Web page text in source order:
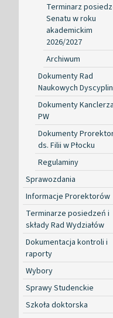
Terminarz
Senatu w roku
akademickim
2026/2027
Archiwum
Dokumenty Rad
Naukowych Dyscyplin
Dokumenty
PW
Dokumenty
ds. Filii w Płocku
Regulaminy
Sprawozdania
Informacje Prorektorów
Terminarze posiedzeń i
składy Rad Wydziałów
Dokumentacja kontroli i
raporty
Wybory
Sprawy Studenckie
Szkoła doktorska